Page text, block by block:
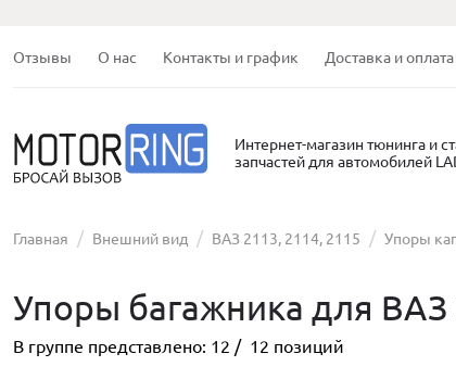
Отзывы О нас Контакты и график Доставка и оплата
Интернет-магазин тюнинга и
запчастей для автомобилей
Главная Внешний вид ВАЗ 2113, 2114, 2115 Упоры
Упоры багажника для ВАЗ
В группе представлено: 12 / 12 позиций